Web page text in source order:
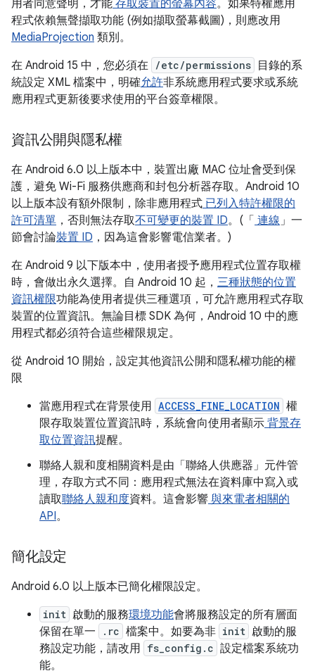
用者同意聲明，才能 存取裝置的螢幕內容。如果特權應用
程式依賴無聲擷取功能 (例如擷取螢幕截圖)，則應改用
MediaProjection 類別。
在 Android 15 中，您必須在
/etc/permissions 目錄的系
統設定 XML 檔案中，明確允許非系統應用程式要求或系統
應用程式更新後要求使用的平台簽章權限。
資訊公開與隱私權
在 Android 6.0 以上版本中，裝置出廠 MAC 位址會受到保
護，避免 Wi-Fi 服務供應商和封包分析器存取。Android 10
以上版本設有額外限制，除非應用程式 已列入特許權限的
許可清單 ，否則無法存取不可變更的裝置 ID。(「 連線 」 一
節會討論裝置 ID ，因為這會影響電信業者。)
在 Android 9 以下版本中，使用者授予應用程式位置存取權
時，會做出永久選擇。自 Android 10 起， 三種狀態的位置
資訊權限功能為使用者提供三種選項，可允許應用程式存取
裝置的位置資訊。無論目標 SDK 為何，Android 10 中的應
用程式都必須符合這些權限規定。
從 Android 10 開始，設定其他資訊公開和隱私權功能的權
限
當應用程式在背景使用 ACCESS_FINE_LOCATION 權
限存取裝置位置資訊時，系統會向使用者顯示 背景存
取位置資訊提醒。
聯絡人親和度相關資料是由「聯絡人供應器」元件管
理，存取方式不同：應用程式無法在資料庫中寫入或
讀取聯絡人親和度資料。這會影響 與來電者相關的
API。
簡化設定
Android 6.0 以上版本已簡化權限設定。
init 啟動的服務環境功能會將服務設定的所有層面
保留在單一
.rc 檔案中。如要為非 init 啟動的服
務設定功能，請改用 fs_config.c 設定檔案系統功
能。